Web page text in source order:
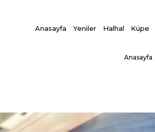
Anasayfa Yeniler Halhal Küpe
Anasayfa